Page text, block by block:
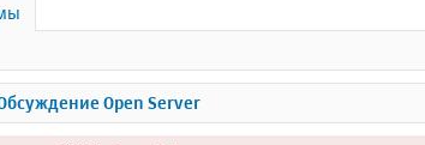
Open Server